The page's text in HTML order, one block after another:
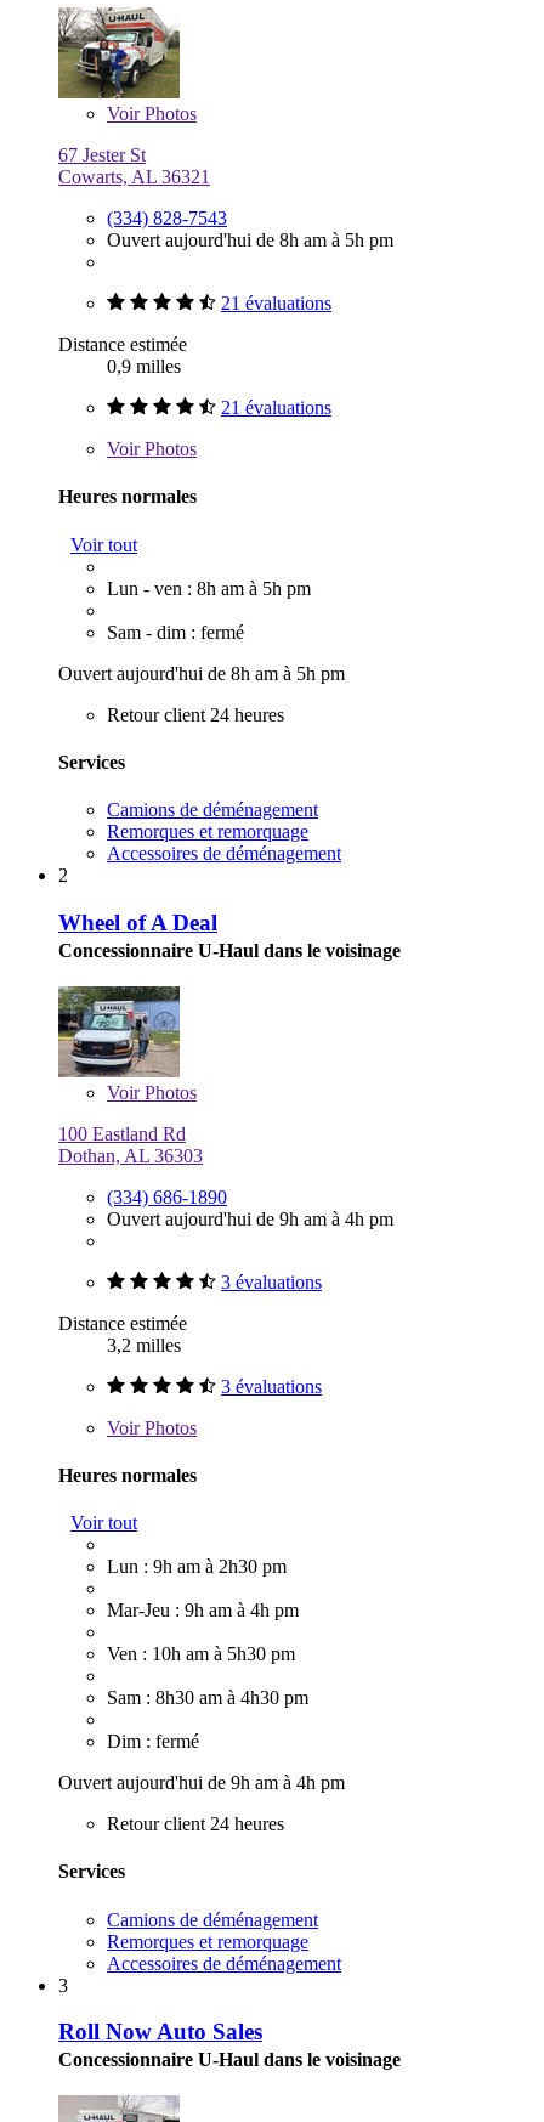
VoirPhotos
67 Jester St
Cowarts, AL 36321
(334) 828-7543
Ouvert aujourd'hui de 8h am à 5h pm
21 évaluations
Distance estimée
0,9 milles
21 évaluations
VoirPhotos
Heures normales
Voir tout
Lun - ven : 8h am à 5h pm
Sam - dim : fermé
Ouvert aujourd'hui de 8h am à 5h pm
Retour client 24 heures
Services
Camions de déménagement
Remorques et remorquage
Accessoires de déménagement
2
Wheel of A Deal
Concessionnaire U-Haul dans le voisinage
VoirPhotos
100 Eastland Rd
Dothan, AL 36303
(334) 686-1890
Ouvert aujourd'hui de 9h am à 4h pm
3 évaluations
Distance estimée
3,2 milles
3 évaluations
VoirPhotos
Heures normales
Voir tout
Lun : 9h am à 2h30 pm
Mar-Jeu : 9h am à 4h pm
Ven : 10h am à 5h30 pm
Sam : 8h30 am à 4h30 pm
Dim : fermé
Ouvert aujourd'hui de 9h am à 4h pm
Retour client 24 heures
Services
Camions de déménagement
Remorques et remorquage
Accessoires de déménagement
3
Roll Now Auto Sales
Concessionnaire U-Haul dans le voisinage